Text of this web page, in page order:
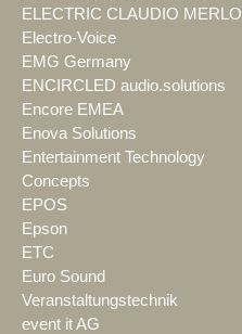
ELECTRIC CLAUDIO MERLO
Electro-Voice
EMG Germany
ENCIRCLED audio.solutions
Encore EMEA
Enova Solutions
Entertainment Technology
Concepts
EPOS
Epson
ETC
Euro Sound
Veranstaltungstechnik
event it AG